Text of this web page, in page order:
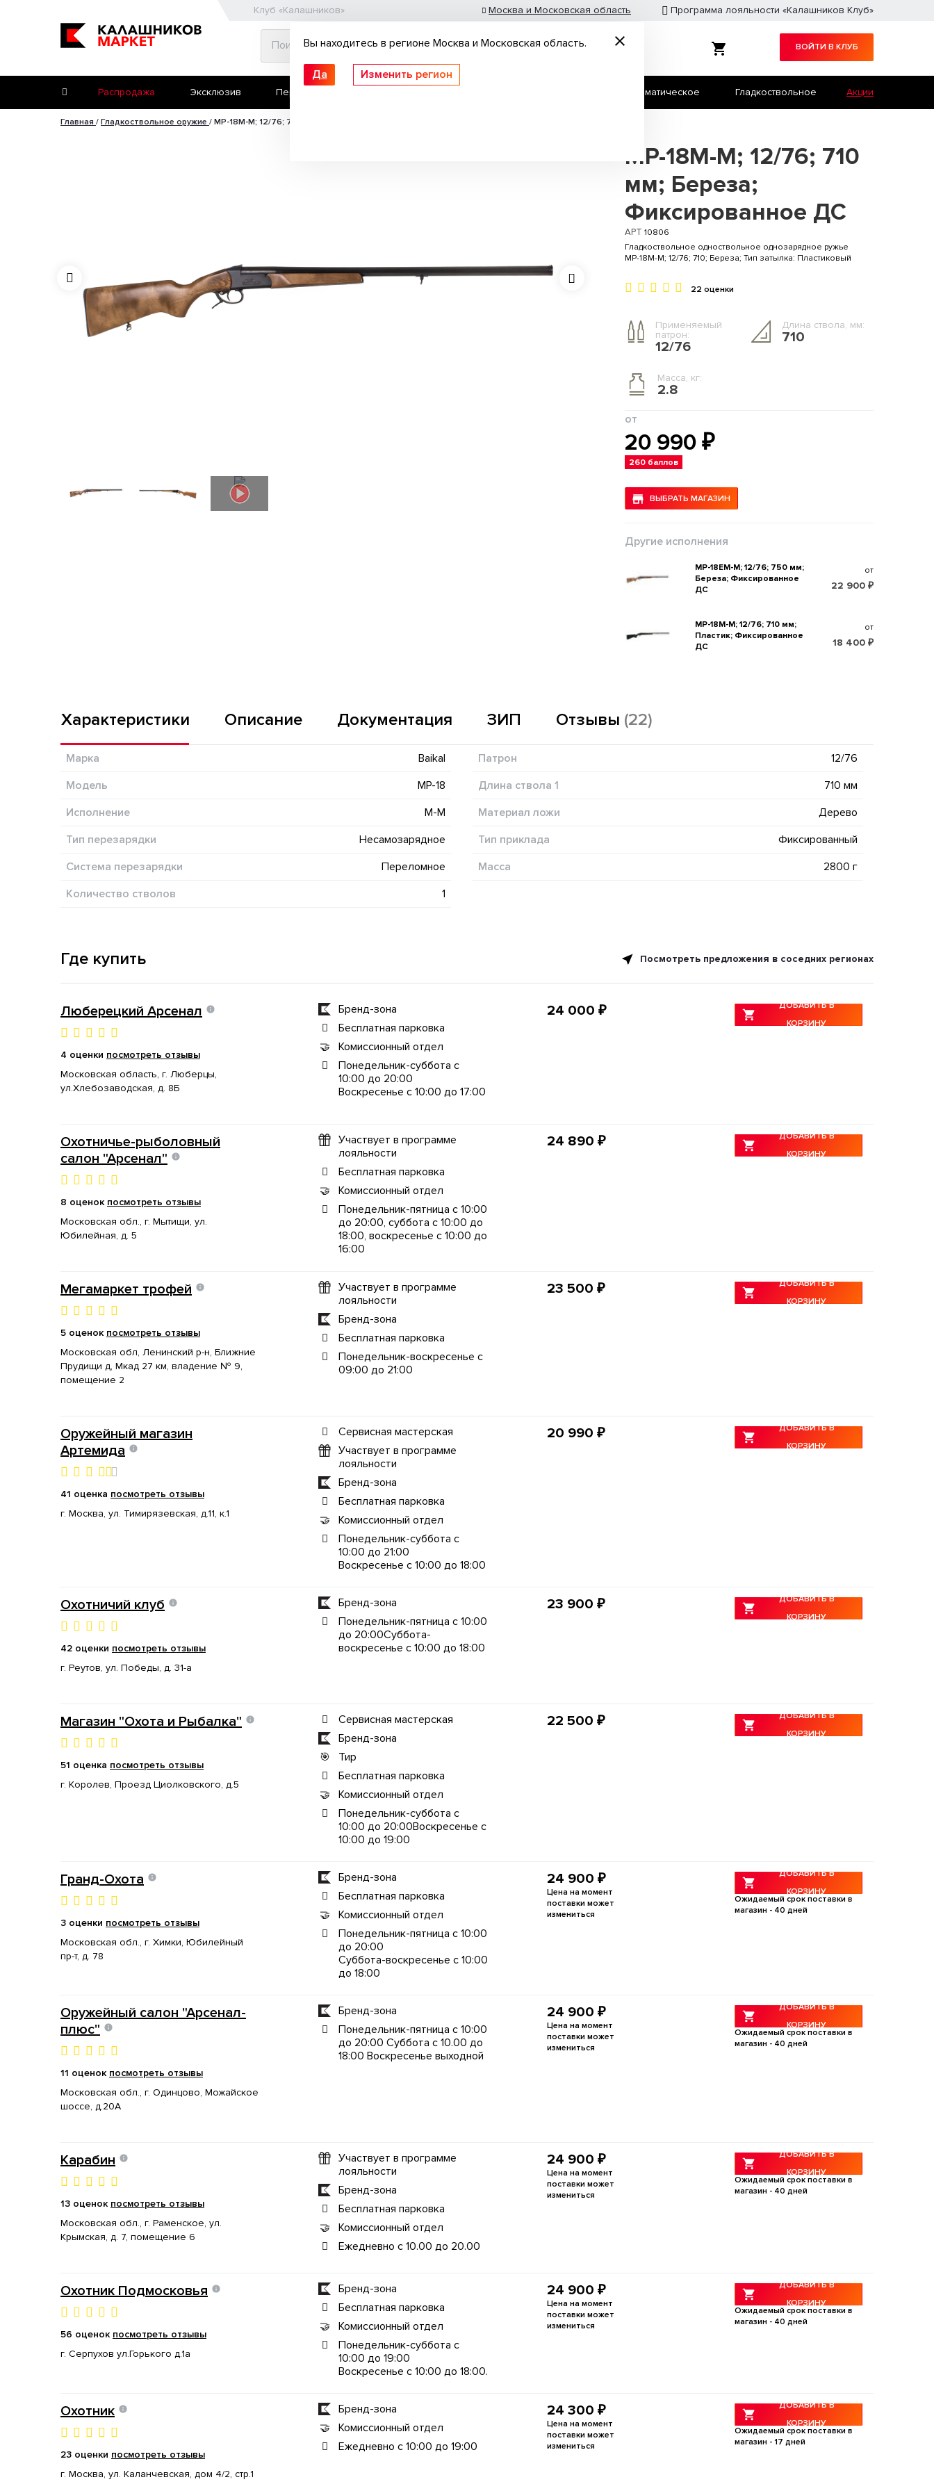
Вы находитесь в регионе Москва и Московская область.
Да Изменить регион
Клуб «Калашников» Москва и Московская область Программа лояльности «Калашников Клуб»
ВОЙТИ В КЛУБ
Распродажа Эксклюзив Первое ружьё Травматическое Гладкоствольное
Второе ружьё Пневматические пистолеты
Акции
Главная / Гладкоствольное оружие / МР-18М-М; 12/76; 710 мм; Береза; Фиксированное ДС
МР-18М-М; 12/76; 710
мм; Береза;
Фиксированное ДС
АРТ 10806
Гладкоствольное одноствольное однозарядное ружье
МР-18М-М; 12/76; 710; Береза; Тип затылка: Пластиковый
22 оценки
Применяемый
патрон:
12/76
Длина ствола, мм:
710
Масса, кг:
2.8
от
20 990 ₽
260 баллов
ВЫБРАТЬ МАГАЗИН
Другие исполнения
МР-18ЕМ-М; 12/76; 750 мм;
Береза; Фиксированное
ДС
от
22 900 ₽
МР-18М-М; 12/76; 710 мм;
Пластик; Фиксированное
ДС
от
18 400 ₽
Характеристики Описание Документация ЗИП Отзывы (22)
Марка
Baikal
Модель
МР-18
Исполнение
М-М
Тип перезарядки
Несамозарядное
Система перезарядки
Переломное
Количество стволов
1
Патрон
12/76
Длина ствола 1
710 мм
Материал ложи
Дерево
Тип приклада
Фиксированный
Масса
2800 г
Где купить Посмотреть предложения в соседних регионах
Люберецкий Арсенал
4 оценки посмотреть отзывы
Московская область, г. Люберцы,
ул.Хлебозаводская, д. 8Б
Бренд-зона
Бесплатная парковка
Комиссионный отдел
Понедельник-суббота с
10:00 до 20:00
Воскресенье с 10:00 до 17:00
24 000 ₽
ДОБАВИТЬ В
КОРЗИНУ
Охотничье-рыболовный
салон "Арсенал"
8 оценок посмотреть отзывы
Московская обл., г. Мытищи, ул.
Юбилейная, д. 5
Участвует в программе
лояльности
Бесплатная парковка
Комиссионный отдел
Понедельник-пятница с 10:00
до 20:00, суббота с 10:00 до
18:00, воскресенье с 10:00 до
16:00
24 890 ₽
ДОБАВИТЬ В
КОРЗИНУ
Мегамаркет трофей
5 оценок посмотреть отзывы
Московская обл, Ленинский р-н, Ближние
Прудищи д, Мкад 27 км, владение № 9,
помещение 2
Участвует в программе
лояльности
Бренд-зона
Бесплатная парковка
Понедельник-воскресенье с
09:00 до 21:00
23 500 ₽
ДОБАВИТЬ В
КОРЗИНУ
Оружейный магазин
Артемида
41 оценка посмотреть отзывы
г. Москва, ул. Тимирязевская, д.11, к.1
Сервисная мастерская
Участвует в программе
лояльности
Бренд-зона
Бесплатная парковка
Комиссионный отдел
Понедельник-суббота с
10:00 до 21:00
Воскресенье с 10:00 до 18:00
20 990 ₽
ДОБАВИТЬ В
КОРЗИНУ
Охотничий клуб
42 оценки посмотреть отзывы
г. Реутов, ул. Победы, д. 31-а
Бренд-зона
Понедельник-пятница с 10:00
до 20:00Суббота-
воскресенье с 10:00 до 18:00
23 900 ₽
ДОБАВИТЬ В
КОРЗИНУ
Магазин "Охота и Рыбалка"
51 оценка посмотреть отзывы
г. Королев, Проезд Циолковского, д.5
Сервисная мастерская
Бренд-зона
Тир
Бесплатная парковка
Комиссионный отдел
Понедельник-суббота с
10:00 до 20:00Воскресенье с
10:00 до 19:00
22 500 ₽
ДОБАВИТЬ В
КОРЗИНУ
Гранд-Охота
3 оценки посмотреть отзывы
Московская обл., г. Химки, Юбилейный
пр-т, д. 78
Бренд-зона
Бесплатная парковка
Комиссионный отдел
Понедельник-пятница с 10:00
до 20:00
Суббота-воскресенье с 10:00
до 18:00
24 900 ₽
Цена на момент
поставки может
измениться
ДОБАВИТЬ В
КОРЗИНУ
Ожидаемый срок поставки в
магазин - 40 дней
Оружейный салон "Арсенал-
плюс"
11 оценок посмотреть отзывы
Московская обл., г. Одинцово, Можайское
шоссе, д.20А
Бренд-зона
Понедельник-пятница с 10:00
до 20:00 Суббота с 10.00 до
18:00 Воскресенье выходной
24 900 ₽
Цена на момент
поставки может
измениться
ДОБАВИТЬ В
КОРЗИНУ
Ожидаемый срок поставки в
магазин - 40 дней
Карабин
13 оценок посмотреть отзывы
Московская обл., г. Раменское, ул.
Крымская, д. 7, помещение 6
Участвует в программе
лояльности
Бренд-зона
Бесплатная парковка
Комиссионный отдел
Ежедневно с 10.00 до 20.00
24 900 ₽
Цена на момент
поставки может
измениться
ДОБАВИТЬ В
КОРЗИНУ
Ожидаемый срок поставки в
магазин - 40 дней
Охотник Подмосковья
56 оценок посмотреть отзывы
г. Серпухов ул.Горького д.1а
Бренд-зона
Бесплатная парковка
Комиссионный отдел
Понедельник-суббота с
10:00 до 19:00
Воскресенье с 10:00 до 18:00.
24 900 ₽
Цена на момент
поставки может
измениться
ДОБАВИТЬ В
КОРЗИНУ
Ожидаемый срок поставки в
магазин - 40 дней
Охотник
23 оценки посмотреть отзывы
г. Москва, ул. Каланчевская, дом 4/2, стр.1
Бренд-зона
Комиссионный отдел
Ежедневно с 10:00 до 19:00
24 300 ₽
Цена на момент
поставки может
измениться
ДОБАВИТЬ В
КОРЗИНУ
Ожидаемый срок поставки в
магазин - 17 дней